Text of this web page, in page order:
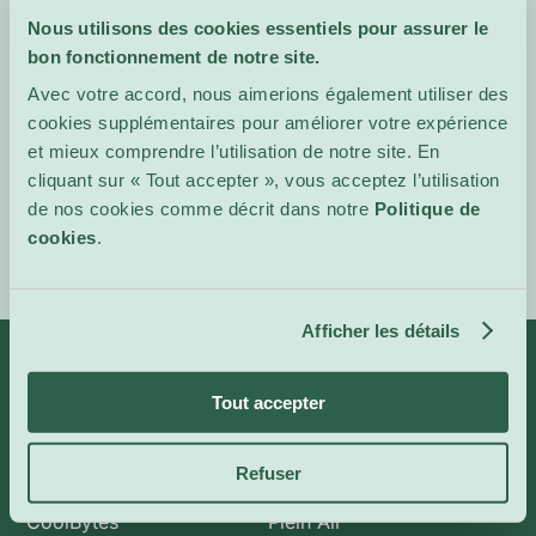
Nous utilisons des cookies essentiels pour assurer le
bon fonctionnement de notre site.
Avec votre accord, nous aimerions également utiliser des
cookies supplémentaires pour améliorer votre expérience
et mieux comprendre l’utilisation de notre site. En
cliquant sur « Tout accepter », vous acceptez l’utilisation
de nos cookies comme décrit dans notre Politique de
cookies.
Afficher les détails
Tout accepter
Refuser
l’occasion instaurent un
dialogue poétique et d’une
grande intensité visuelle.
Site de
l'événement
CoolBytes
Catégories
Art et Expositions
Plein Air